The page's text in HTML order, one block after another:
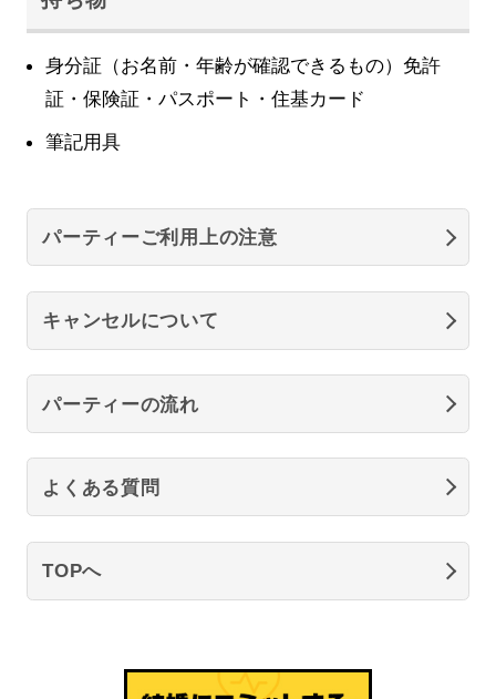
身分証（お名前・年齢が確認できるもの）免許
証・保険証・パスポート・住基カード
筆記用具
パーティーご利用上の注意
キャンセルについて
パーティーの流れ
よくある質問
TOPへ